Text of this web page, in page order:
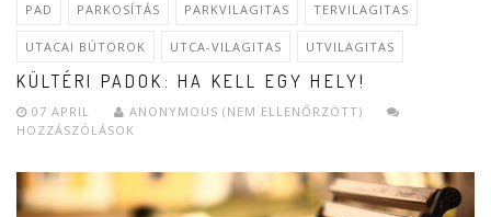
PAD PARKOSÍTÁS PARKVILAGITAS TERVILAGITAS
UTACAI BÚTOROK UTCA-VILAGITAS UTVILAGITAS
KÜLTÉRI PADOK: HA KELL EGY HELY!
07 APRIL
ANONYMOUS (NEM ELLENŐRZÖTT)
HOZZÁSZÓLÁSOK